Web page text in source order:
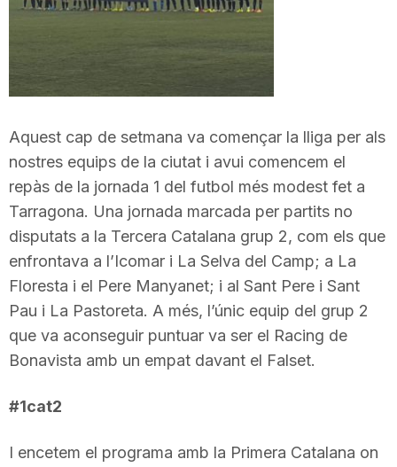
d
e
a
Aquest cap de setmana va començar la lliga per als
nostres equips de la ciutat i avui comencem el
repàs de la jornada 1 del futbol més modest fet a
Tarragona. Una jornada marcada per partits no
disputats a la Tercera Catalana grup 2, com els que
enfrontava a l’Icomar i La Selva del Camp; a La
Floresta i el Pere Manyanet; i al Sant Pere i Sant
Pau i La Pastoreta. A més, l’únic equip del grup 2
que va aconseguir puntuar va ser el Racing de
Bonavista amb un empat davant el Falset.
#1cat2
I encetem el programa amb la Primera Catalana on